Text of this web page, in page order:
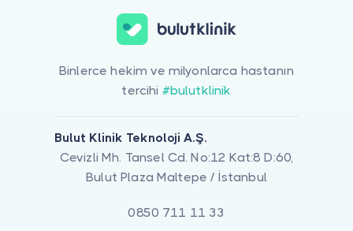
Binlerce hekim ve milyonlarca hastanın
tercihi #bulutklinik
Bulut Klinik Teknoloji A.Ş.
Cevizli Mh. Tansel Cd. No:12 Kat:8 D:60,
Bulut Plaza Maltepe / İstanbul
0850 711 11 33